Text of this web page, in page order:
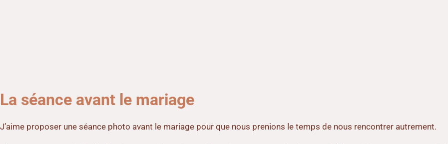
La séance avant le mariage
J’aime proposer une séance photo avant le mariage pour que nous prenions le temps de nous rencontrer autrement.